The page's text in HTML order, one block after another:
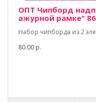
ОПТ Чипборд
ажурной рамке"
Набор чипборда из 2
80.00 р.